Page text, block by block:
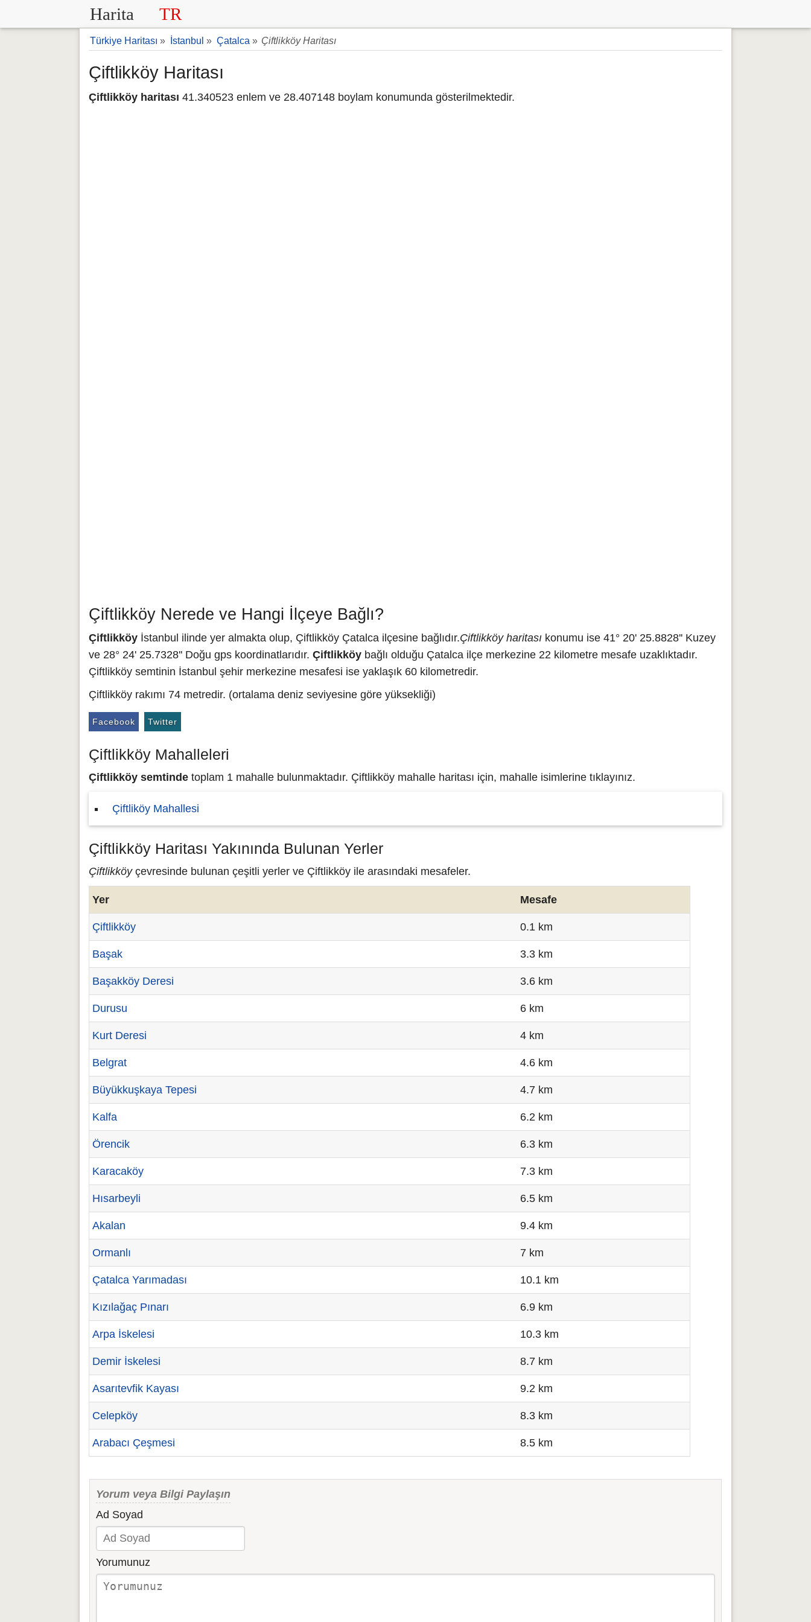
Harita TR
Türkiye Haritası » İstanbul » Çatalca » Çiftlikköy Haritası
Çiftlikköy Haritası
Çiftlikköy haritası 41.340523 enlem ve 28.407148 boylam konumunda gösterilmektedir.
Çiftlikköy Nerede ve Hangi İlçeye Bağlı?
Çiftlikköy İstanbul ilinde yer almakta olup, Çiftlikköy Çatalca ilçesine bağlıdır.Çiftlikköy haritası konumu ise 41° 20' 25.8828'' Kuzey
ve 28° 24' 25.7328'' Doğu gps koordinatlarıdır. Çiftlikköy bağlı olduğu Çatalca ilçe merkezine 22 kilometre mesafe uzaklıktadır.
Çiftlikköy semtinin İstanbul şehir merkezine mesafesi ise yaklaşık 60 kilometredir.
Çiftlikköy rakımı 74 metredir. (ortalama deniz seviyesine göre yüksekliği)
Facebook Twitter
Çiftlikköy Mahalleleri
Çiftlikköy semtinde toplam 1 mahalle bulunmaktadır. Çiftlikköy mahalle haritası için, mahalle isimlerine tıklayınız.
Çiftliköy Mahallesi
Çiftlikköy Haritası Yakınında Bulunan Yerler
Çiftlikköyçevresinde bulunan çeşitli yerler ve Çiftlikköy ile arasındaki mesafeler.
Yer Mesafe
Çiftlikköy 0.1 km
Başak 3.3 km
Başakköy Deresi 3.6 km
Durusu 6 km
Kurt Deresi 4 km
Belgrat 4.6 km
Büyükkuşkaya Tepesi 4.7 km
Kalfa 6.2 km
Örencik 6.3 km
Karacaköy 7.3 km
Hısarbeyli 6.5 km
Akalan 9.4 km
Ormanlı 7 km
Çatalca Yarımadası 10.1 km
Kızılağaç Pınarı 6.9 km
Arpa İskelesi 10.3 km
Demir İskelesi 8.7 km
Asarıtevfik Kayası 9.2 km
Celepköy 8.3 km
Arabacı Çeşmesi 8.5 km
Yorum veya Bilgi Paylaşın
Ad Soyad
Yorumunuz